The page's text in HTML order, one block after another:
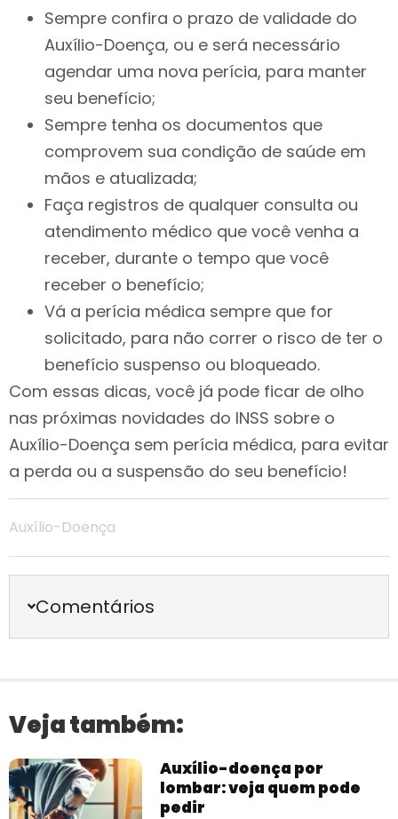
Sempre confira o prazo de validade do
Auxílio-Doença, ou e será necessário
agendar uma nova perícia, para manter
seu benefício;
Sempre tenha os documentos que
comprovem sua condição de saúde em
mãos e atualizada;
Faça registros de qualquer consulta ou
atendimento médico que você venha a
receber, durante o tempo que você
receber o benefício;
Vá a perícia médica sempre que for
solicitado, para não correr o risco de ter o
benefício suspenso ou bloqueado.
Com essas dicas, você já pode ficar de olho
nas próximas novidades do INSS sobre o
Auxílio-Doença sem perícia médica, para evitar
a perda ou a suspensão do seu benefício!
Auxílio-Doença
Comentários
Veja também:
Auxílio-doença por
lombar: veja quem pode
pedir